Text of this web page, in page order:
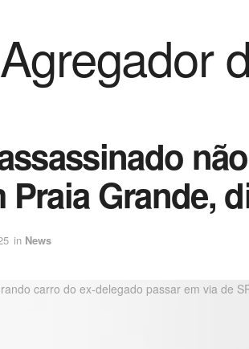
Praia Grande,
in News